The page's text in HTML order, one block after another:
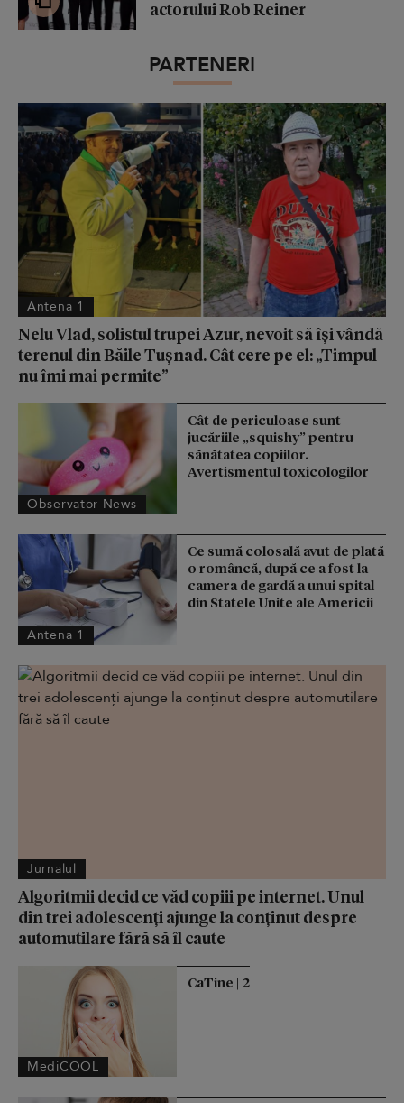
actorului Rob Reiner
PARTENERI
Antena 1
Nelu Vlad, solistul trupei Azur, nevoit să își vândă
terenul din Băile Tușnad. Cât cere pe el: „Timpul
nu îmi mai permite”
Observator News
Cât de periculoase sunt
jucăriile „squishy” pentru
sănătatea copiilor.
Avertismentul toxicologilor
Antena 1
Ce sumă colosală avut de plată
o româncă, după ce a fost la
camera de gardă a unui spital
din Statele Unite ale Americii
Jurnalul
Algoritmii decid ce văd copiii pe internet. Unul
din trei adolescenți ajunge la conținut despre
automutilare fără să îl caute
MediCOOL
CaTine | 2